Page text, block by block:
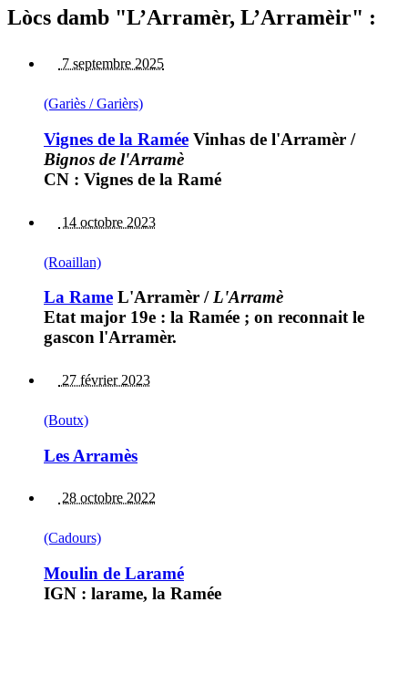
Lòcs damb "L’Arramèr, L’Arramèir" :
7 septembre 2025
(Gariès / Garièrs)
Vignes de la Ramée Vinhas de l'Arramèr /
Bignos de l'Arramè
CN : Vignes de la Ramé
14 octobre 2023
(Roaillan)
La Rame L'Arramèr /L'Arramè
Etat major 19e : la Ramée ; on reconnait le
gascon l'Arramèr.
27 février 2023
(Boutx)
Les Arramès
28 octobre 2022
(Cadours)
Moulin de Laramé
IGN : larame, la Ramée